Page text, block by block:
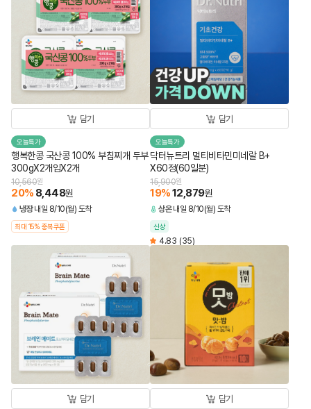
담기
오늘특가
행복한콩 국산콩 100% 부침찌개 두부
300gX2개입X2개
10,560원
20% 8,448원
냉장 내일 8/10(월) 도착
최대 15% 중복쿠폰
담기
오늘특가
닥터뉴트리 멀티비타민미네랄 B+
X60정(60일분)
15,900원
19%12,879원
상온 내일 8/10(월) 도착
신상
4.83 (35)
담기 담기